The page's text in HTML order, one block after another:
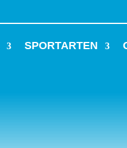
SPORTARTEN